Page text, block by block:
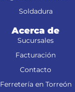
Soldadura
Acerca de
Sucursales
Facturación
Contacto
Ferretería en Torreón